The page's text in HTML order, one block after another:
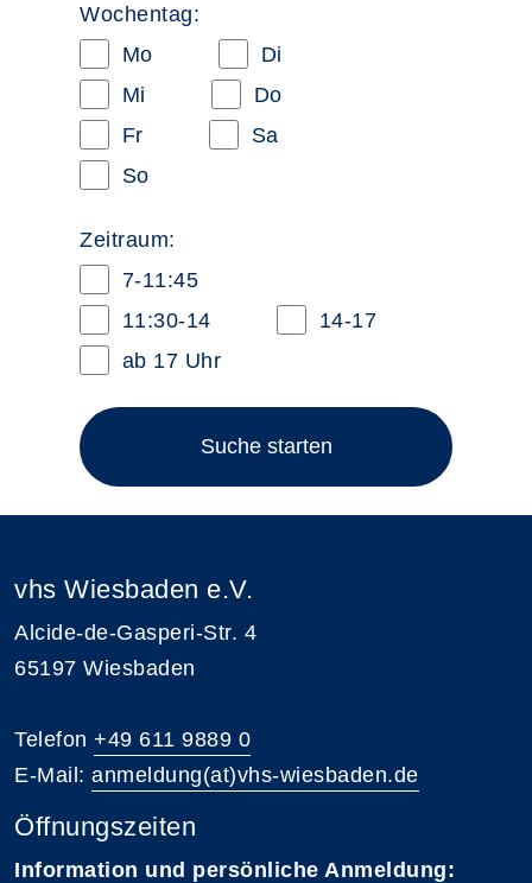
Wochentag:
Mo
Di
Mi
Do
Fr
Sa
So
Zeitraum:
7-11:45
11:30-14
14-17
ab 17 Uhr
Suche starten
vhs Wiesbaden e.V.
Alcide-de-Gasperi-Str. 4
65197 Wiesbaden
Telefon +49 611 9889 0
E-Mail: anmeldung(at)vhs-wiesbaden.de
Öffnungszeiten
Information und persönliche Anmeldung: